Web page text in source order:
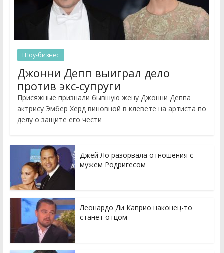
Шоу-бизнес
Джонни Депп выиграл дело
против экс-супруги
Присяжные признали бывшую жену Джонни Деппа
актрису Эмбер Херд виновной в клевете на артиста по
делу о защите его чести
Джей Ло разорвала отношения с
мужем Родригесом
Леонардо Ди Каприо наконец-то
станет отцом